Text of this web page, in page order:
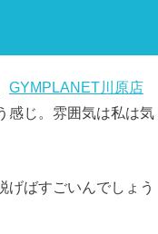
GYMPLANET川原店
感じ。雰囲気は私は気
げばすごいんでしょう